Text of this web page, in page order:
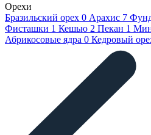
Орехи
Бразильский орех 0 Арахис 7
Фисташки 1 Кешью 2 Пекан 1
Абрикосовые ядра 0 Кедровый